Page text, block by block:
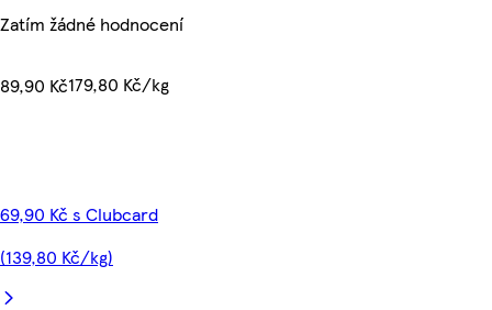
Zatím žádné hodnocení
89,90 Kč179,80 Kč/kg
69,90 Kč s Clubcard
(139,80 Kč/kg)